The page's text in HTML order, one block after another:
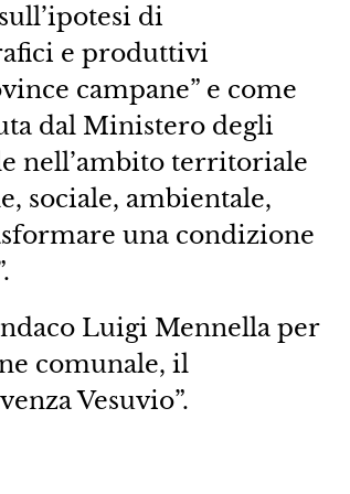
di
e produttivi
campane” e come
dal Ministero degli
nell’ambito territoriale
sociale, ambientale,
una condizione
Luigi Mennella per
comunale, il
Vesuvio”.